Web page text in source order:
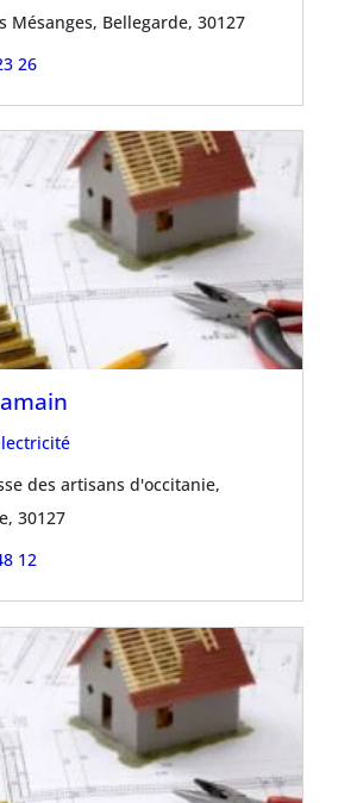
Mésanges, Bellegarde, 30127
26
des artisans d'occitanie,
30127
12